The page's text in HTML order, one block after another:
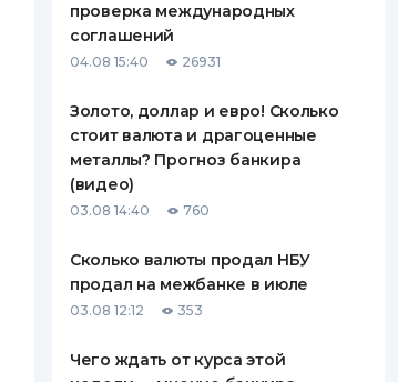
проверка международных
соглашений
04.08 15:40 26931
Золото, доллар и евро! Сколько
стоит валюта и драгоценные
металлы? Прогноз банкира
(видео)
03.08 14:40 760
Сколько валюты продал НБУ
продал на межбанке в июле
03.08 12:12 353
Чего ждать от курса этой